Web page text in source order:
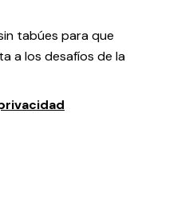
tabúes para que
a los desafíos de la